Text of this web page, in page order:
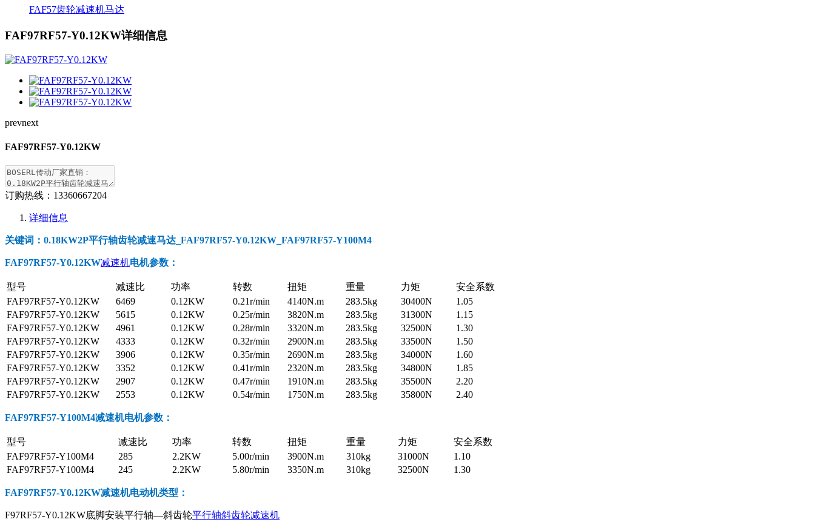
FAF57齿轮减速机马达
FAF97RF57-Y0.12KW详细信息
prevnext
FAF97RF57-Y0.12KW
订购热线： 13360667204
详细信息
关键词：0.18KW2P平行轴齿轮减速马达_FAF97RF57-Y0.12KW_FAF97RF57-Y100M4
FAF97RF57-Y0.12KW减速机电机参数 ：
型号 减速比 功率 转数 扭矩 重量 力矩
安全系数
FAF97RF57-Y0.12KW
6469 0.12KW 0.21r/min 4140N.m 283.5kg 30400N
1.05
FAF97RF57-Y0.12KW
5615 0.12KW 0.25r/min 3820N.m 283.5kg 31300N
1.15
FAF97RF57-Y0.12KW
4961 0.12KW 0.28r/min 3320N.m 283.5kg 32500N
1.30
FAF97RF57-Y0.12KW
4333 0.12KW 0.32r/min 2900N.m 283.5kg 33500N
1.50
FAF97RF57-Y0.12KW
3906 0.12KW 0.35r/min 2690N.m 283.5kg 34000N
1.60
FAF97RF57-Y0.12KW
3352 0.12KW 0.41r/min 2320N.m 283.5kg 34800N
1.85
FAF97RF57-Y0.12KW
2907 0.12KW 0.47r/min 1910N.m 283.5kg 35500N
2.20
FAF97RF57-Y0.12KW
2553 0.12KW 0.54r/min 1750N.m 283.5kg 35800N 2.40
FAF97RF57-Y100M4减速机电机参数 ：
型号 减速比 功率 转数 扭矩 重量 力矩
安全系数
FAF97RF57-Y100M4
285 2.2KW 5.00r/min 3900N.m 310kg 31000N
1.10
FAF97RF57-Y100M4
245 2.2KW 5.80r/min 3350N.m 310kg 32500N 1.30
FAF97RF57-Y0.12KW减速机电动机类型：
F97RF57-Y0.12KW底脚安装平行轴—斜齿轮平行轴斜齿轮减速机